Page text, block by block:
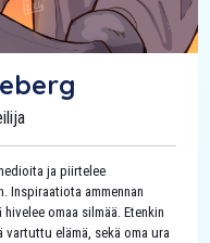
ja piirtelee
Inspiraatiota ammennan
omaa silmää. Etenkin
vartuttu elämä, sekä oma ura